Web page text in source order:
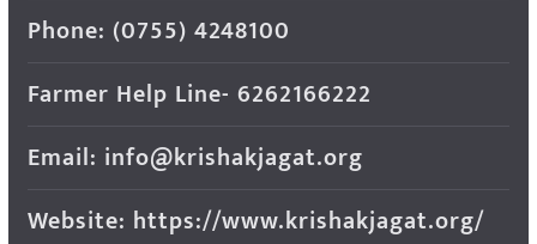
Phone: (0755) 4248100
Farmer Help Line- 6262166222
Email: info@krishakjagat.org
Website: https://www.krishakjagat.org/